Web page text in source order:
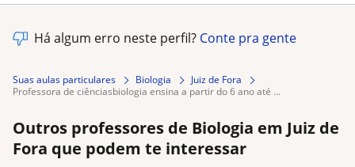
Há algum erro neste perfil? Conte pra gente
Suas aulas particulares Biologia
Juiz de Fora
professora de ciênciasbiologia ensina a partir do 6 ano até ...
Outros professores de Biologia em Juiz de
Fora que podem te interessar